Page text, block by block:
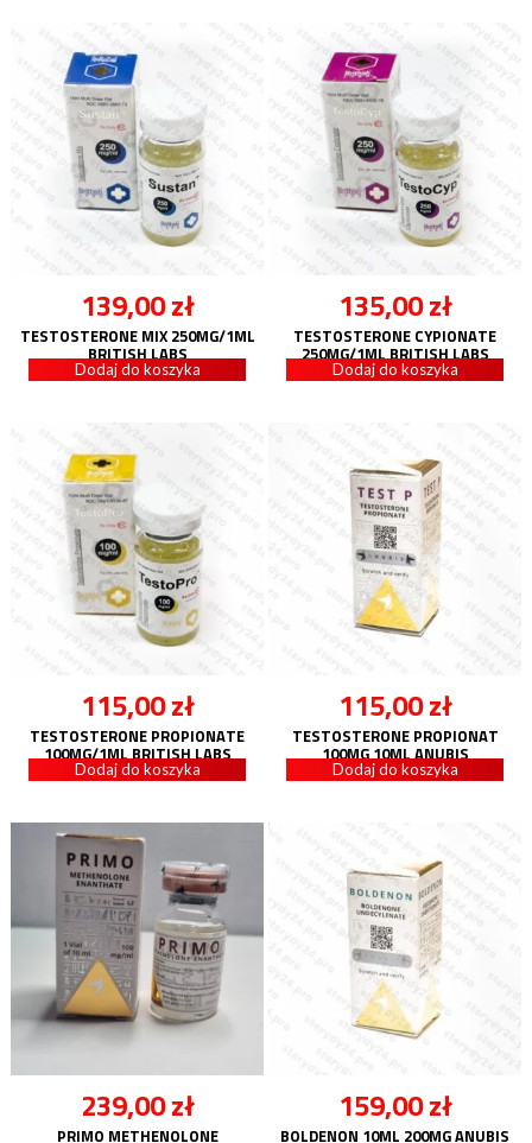
139,00zł
TESTOSTERONE MIX 250MG/1ML
BRITISH LABS
Dodaj do koszyka
135,00zł
TESTOSTERONE CYPIONATE
250MG/1ML BRITISH LABS
Dodaj do koszyka
115,00zł
TESTOSTERONE PROPIONATE
100MG/1ML BRITISH LABS
Dodaj do koszyka
115,00zł
TESTOSTERONE PROPIONAT
100MG 10ML ANUBIS
Dodaj do koszyka
239,00zł
PRIMO METHENOLONE
159,00zł
BOLDENON 10ML 200MG ANUBIS